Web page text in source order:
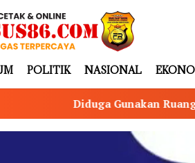
POLITIK NASIONAL
Ruang dan Fasilitas SDN 11